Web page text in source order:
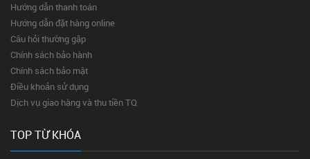
Hướng dẫn thanh toán
Hướng dẫn đặt hàng online
Câu hỏi thường gặp
Chính sách bảo hành
Chính sách bảo mật
Điều khoản sử dụng
Dịch vụ giao hàng và thu tiền TQ
TOP TỪ KHÓA